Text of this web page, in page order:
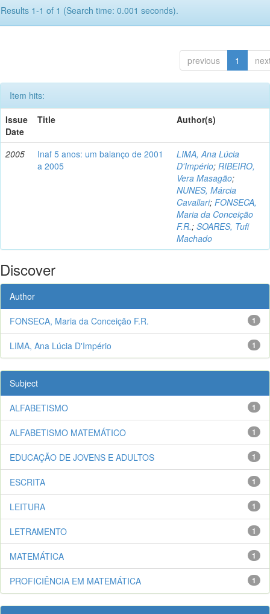
Results 1-1 of 1 (Search time: 0.001 seconds).
previous 1
Item hits:
Issue
Date
Title Author(s)
2005
Inaf 5 anos: um balanço de 2001
a 2005
LIMA, Ana Lúcia
D'Império; RIBEIRO,
Vera Masagão;
NUNES, Márcia
Cavallari; FONSECA,
Maria da Conceição
F.R.; SOARES, Tufi
Machado
Discover
Author
1
FONSECA, Maria da Conceição F.R.
1
LIMA, Ana Lúcia D'Império
Subject
1
ALFABETISMO
1
ALFABETISMO MATEMÁTICO
1
EDUCAÇÃO DE JOVENS E ADULTOS
1
ESCRITA
1
LEITURA
1
LETRAMENTO
1
MATEMÁTICA
1
PROFICIÊNCIA EM MATEMÁTICA